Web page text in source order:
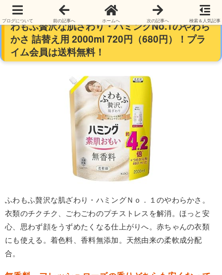
【大容量4.2倍】ハミング素肌おもい 柔軟剤 ふ
わもふ贅沢な肌ざわり・ハミングNo.1のやわら
かさ 詰替え用 2000ml 720円（680円）！プラ
イム会員は送料無料！
ふわもふ贅沢な肌ざわり・ハミングＮｏ．１のやわらかさ。
衣類のチクチク、ごわごわのプチストレスを解消。ほっと安
心、思わず顔をうずめたくなる仕上がりへ。赤ちゃんの衣類
にも使える。着色料、香料無添加。天然由来の柔軟成分配
合。
ブログについて 前の記事へ ホームへ 次の記事へ 検索＆人気記事